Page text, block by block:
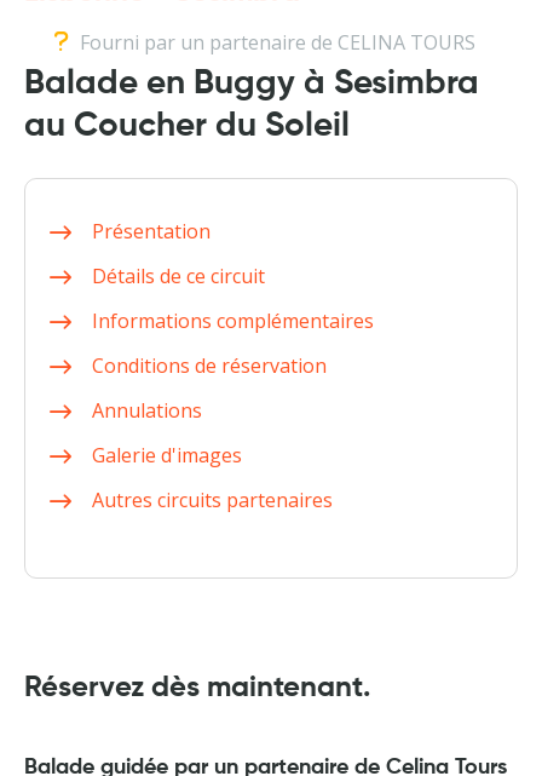
Fourni par un partenaire de CELINA TOURS
Balade en Buggy à Sesimbra
au Coucher du Soleil
Présentation
Détails de ce circuit
Informations complémentaires
Conditions de réservation
Annulations
Galerie d'images
Autres circuits partenaires
Réservez dès maintenant.
Balade guidée par un partenaire de Celina Tours